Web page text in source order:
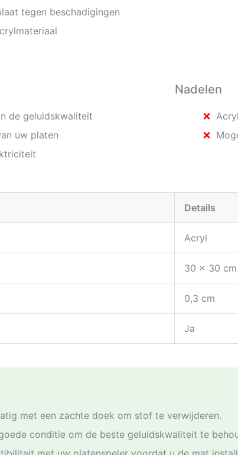
tegen beschadigingen
de geluidskwaliteit
uw platen
Nadelen
Details
Acryl
30 x 30 cm
0,3 cm
Ja
met een zachte doek om stof te verwijderen.
conditie om de beste geluidskwaliteit te